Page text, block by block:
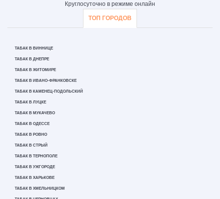
Круглосуточно в режиме онлайн
ТОП ГОРОДОВ
ТАБАК В ВИННИЦЕ
ТАБАК В ДНЕПРЕ
ТАБАК В ЖИТОМИРЕ
ТАБАК В ИВАНО-ФРАНКОВСКЕ
ТАБАК В КАМЕНЕЦ-ПОДОЛЬСКИЙ
ТАБАК В ЛУЦКЕ
ТАБАК В МУКАЧЕВО
ТАБАК В ОДЕССЕ
ТАБАК В РОВНО
ТАБАК В СТРЫЙ
ТАБАК В ТЕРНОПОЛЕ
ТАБАК В УЖГОРОДЕ
ТАБАК В ХАРЬКОВЕ
ТАБАК В ХМЕЛЬНИЦКОМ